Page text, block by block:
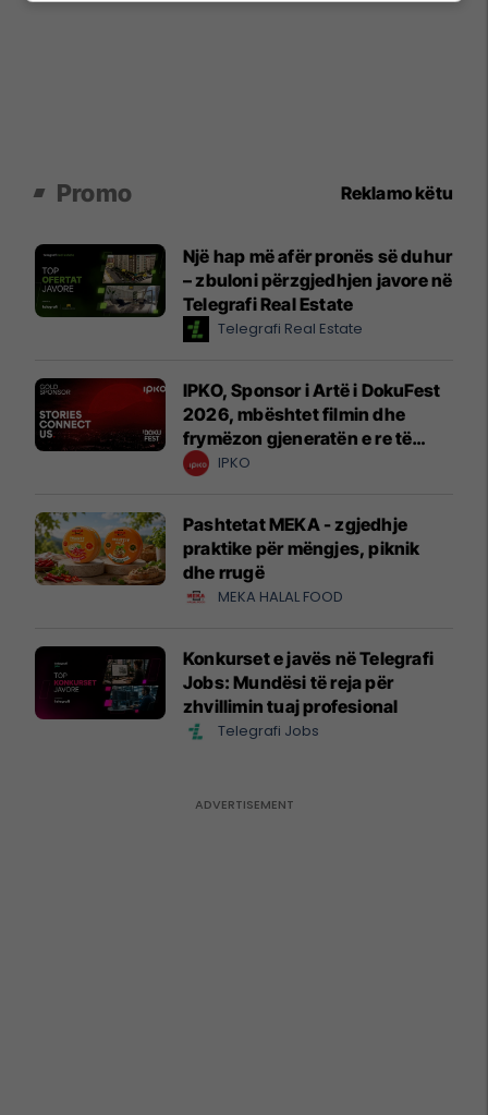
Promo Reklamo këtu
Një hap më afër pronës së duhur
– zbuloni përzgjedhjen javore në
Telegrafi Real Estate
Telegrafi Real Estate
IPKO, Sponsor i Artë i DokuFest
2026, mbështet filmin dhe
frymëzon gjeneratën e re të
krijuesve
IPKO
Pashtetat MEKA - zgjedhje
praktike për mëngjes, piknik
dhe rrugë
MEKA HALAL FOOD
Konkurset e javës në Telegrafi
Jobs: Mundësi të reja për
zhvillimin tuaj profesional
Telegrafi Jobs